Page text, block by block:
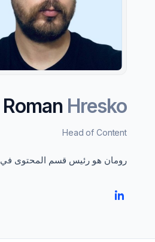
Roman Hresko
Head of Content
رومان هو رئيس قسم المحتوى في Centus.